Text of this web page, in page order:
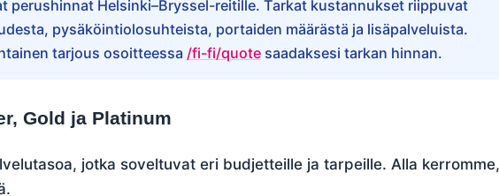
perushinnat Helsinki–Bryssel-reitille. Tarkat kustannukset riippuvat
pysäköintiolosuhteista, portaiden määrästä ja lisäpalveluista.
tarjous osoitteessa /fi-fi/quotesaadaksesi tarkan hinnan.
Gold ja Platinum
jotka soveltuvat eri budjetteille ja tarpeille. Alla